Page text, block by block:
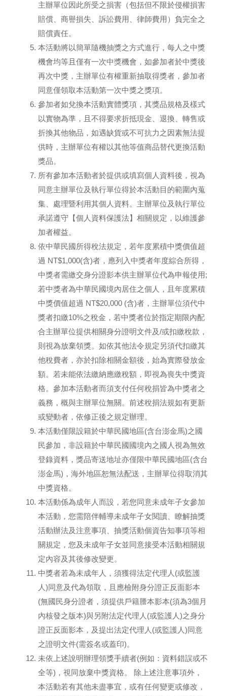
主辦單位因此所受之損害（包括但不限於侵權損害
賠償、商譽損失、訴訟費用、律師費用）負完全之
賠償責任。
本活動將以簡單隨機抽獎之方式進行，每人之中獎
機會均等且僅有一次中獎機會，如參加者於中獎後
再次中獎，主辦單位有權重新抽取得獎者，參加者
同意僅領取本活動第一次中獎之獎項。
參加者如兌換本活動實體獎項，其獎品規格及樣式
以實物為準，且不得要求折抵現金、退換、轉售或
折換其他物品，如遇缺貨或不可抗力之因素無法提
供時，主辦單位有權以其他等值商品替代更換活動
獎品。
所有參加本活動者於提供或填寫個人資料後，視為
同意主辦單位及執行單位得於本活動目的範圍內蒐
集、處理暨利用其個人資料。主辦單位及執行單位
承諾遵守【個人資料保護法】相關規定，以維護參
加者權益。
依中華民國所得稅法規定，若年度累積中獎價值超
過 NT$1,000(含)者，應列入中獎者年度綜合所得，
中獎者需繳交身分證影本供主辦單位代為申報使用;
若中獎者為中華民國境內居住之個人，且年度累積
中獎價值超過 NT$20,000 (含)者，主辦單位須代中
獎者扣繳10%之稅金，若中獎者位於指定期限內配
合主辦單位提供相關身分證明文件及/或扣繳稅款，
則視為放棄領獎。如依其他法令規定另須代扣繳其
他稅費者，亦於扣除相關金額後，始為實際發放金
額。若未能依法繳納應繳稅額，即視為喪失中獎資
格。參加本活動者而須支付任何稅捐皆為中獎者之
義務，概與主辦單位無關。前述稅捐法規如有更新
或變動者，依修正後之規定辦理。
本活動僅限設籍於中華民國地區(含台澎金馬)之國
民參加，非設籍於中華民國國境內之國人視為無效
登錄資料，獎品寄送地址亦僅限中華民國地區(含台
澎金馬)，海外地區恕無法配送，主辦單位得取消其
中獎資格。
本活動係為成年人而設，若您同意未成年子女參加
本活動，您需陪伴輔導未成年子女閱讀、瞭解抽獎
活動辦法及注意事項、抽獎活動個資告知事項等相
關規定，您及未成年子女並同意接受本活動相關規
定內容及其後修改變更。
中獎者若為未成年人，須獲得法定代理人(或監護
人)同意及代為領取，且應檢附身分證正反面影本
(無國民身分證者，須提供戶籍謄本影本(須為3個月
內核發之版本)與另附法定代理人(或監護人)之身分
證正反面影本，及提出法定代理人(或監護人)同意
之證明文件(需簽名或蓋印)。
未依上述說明辦理領獎手續者(例如：資料錯誤或不
全等)，視同放棄中獎資格。 除上述注意事項外，
本活動若有其他未盡事宜，或有任何變更或修改，